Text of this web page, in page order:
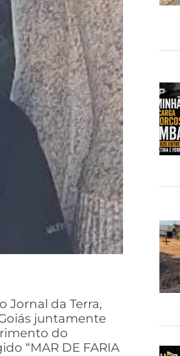
Jornal da Terra,
juntamente
do
“MAR DE FARIA